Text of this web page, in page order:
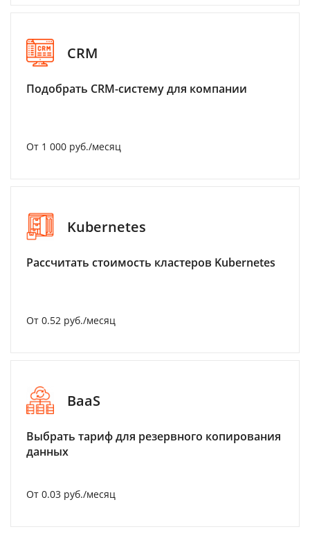
CRM
Подобрать CRM-систему для компании
От 1 000 руб./месяц
Kubernetes
Рассчитать стоимость кластеров Kubernetes
От 0.52 руб./месяц
BaaS
Выбрать тариф для резервного копирования
данных
От 0.03 руб./месяц